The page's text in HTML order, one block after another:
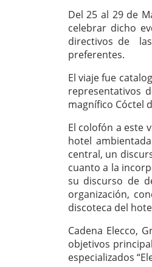
Del 25 al 29 de
celebrar dicho
directivos de las
preferentes.
El viaje fue
representativos
magnífico Cóctel
El colofón a este
hotel
central, un
cuanto a la
su discurso de
organización,
discoteca del
Cadena Elecco,
objetivos
especializados